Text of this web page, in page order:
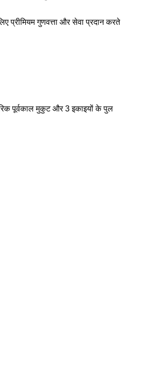
प्रीमियम गुणवत्ता और सेवा प्रदान करते
पूर्वकाल मुकुट और 3 इकाइयों के पुल